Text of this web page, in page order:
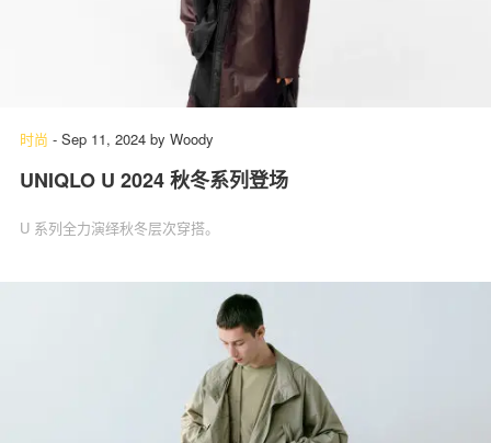
时尚 - Sep 11, 2024 by Woody
UNIQLO U 2024 秋冬系列登场
U 系列全力演绎秋冬层次穿搭。